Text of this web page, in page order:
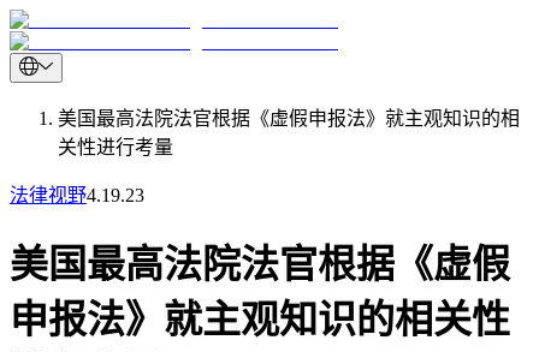
美国最高法院法官根据《虚假申报法》就主观知识的相
关性进行考量
法律视野4.19.23
美国最高法院法官根据《虚假
申报法》就主观知识的相关性